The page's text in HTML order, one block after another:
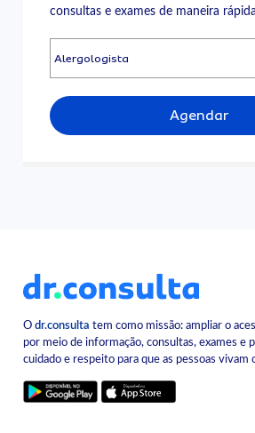
consultas e exames de maneira
Agendar
Odr.consulta tem como missão: ampliar o
por meio de informação, consultas, exames e
cuidado e respeito para que as pessoas vivam